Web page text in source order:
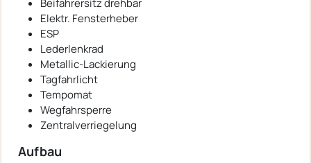
Elektr. Fensterheber
ESP
Lederlenkrad
Metallic-Lackierung
Tagfahrlicht
Tempomat
Wegfahrsperre
Zentralverriegelung
Aufbau